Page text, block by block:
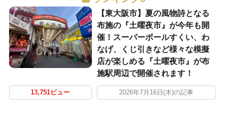
【東大阪市】夏の風物詩となる
布施の『土曜夜市』が今年も開
催！スーパーボールすくい、わ
なげ、くじ引きなど様々な模擬
店が楽しめる『土曜夜市』が布
施駅周辺で開催されます！
13,751ビュー 2026年7月16日(木)の記事